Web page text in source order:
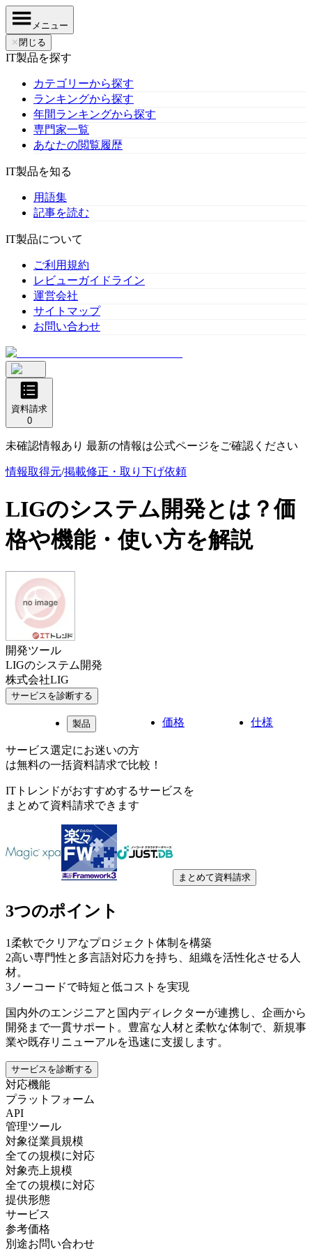
メニュー
✕ 閉じる
IT製品を探す
カテゴリーから探す
ランキングから探す
年間ランキングから探す
専門家一覧
あなたの閲覧履歴
IT製品を知る
用語集
記事を読む
IT製品について
ご利用規約
レビューガイドライン
運営会社
サイトマップ
お問い合わせ
資料請求
0
未確認情報あり 最新の情報は公式ページをご確認ください
情報取得元/掲載修正・取り下げ依頼
LIGのシステム開発とは？価
格や機能・使い方を解説
開発ツール
LIGのシステム開発
株式会社LIG
サービスを診断する
製品 価格 仕様
サービス選定にお迷いの方
は無料の一括資料請求で比較！
ITトレンドがおすすめするサービスを
まとめて資料請求できます
まとめて資料請求
3つのポイント
1柔軟でクリアなプロジェクト体制を構築
2高い専門性と多言語対応力を持ち、組織を活性化させる人
材。
3 ノーコードで時短と低コストを実現
国内外のエンジニアと国内ディレクターが連携し、企画から
開発まで一貫サポート。豊富な人材と柔軟な体制で、新規事
業や既存リニューアルを迅速に支援します。
サービスを診断する
対応機能
プラットフォーム
API
管理ツール
対象従業員規模
全ての規模に対応
対象売上規模
全ての規模に対応
提供形態
サービス
参考価格
別途お問い合わせ